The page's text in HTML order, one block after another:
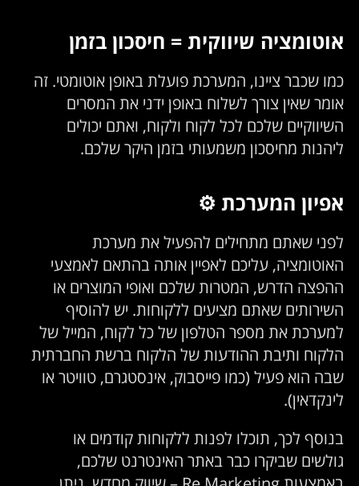
אוטומציה שיווקית = חיסכון בזמן
כמו שכבר ציינו, המערכת פועלת באופן אוטומטי. זה
אומר שאין צורך לשלוח באופן ידני את המסרים
השיווקיים שלכם לכל לקוח ולקוח, ואתם יכולים
ליהנות מחיסכון משמעותי בזמן היקר שלכם.
אפיון המערכת ⚙️
לפני שאתם מתחילים להפעיל את מערכת
האוטומציה, עליכם לאפיין אותה בהתאם לאמצעי
ההפצה הדרש, המטרות שלכם ואופי המוצרים או
השירותים שאתם מציעים ללקוחות. יש להוסיף
למערכת את מספר הטלפון של כל לקוח, המייל של
הלקוח ותיבת ההודעות של הלקוח ברשת החברתית
שבה הוא פעיל (כמו פייסבוק, אינסטגרם, טוויטר או
לינקדאין).
בנוסף לכך, תוכלו לפנות ללקוחות קודמים או
גולשים שביקרו כבר באתר האינטרנט שלכם,